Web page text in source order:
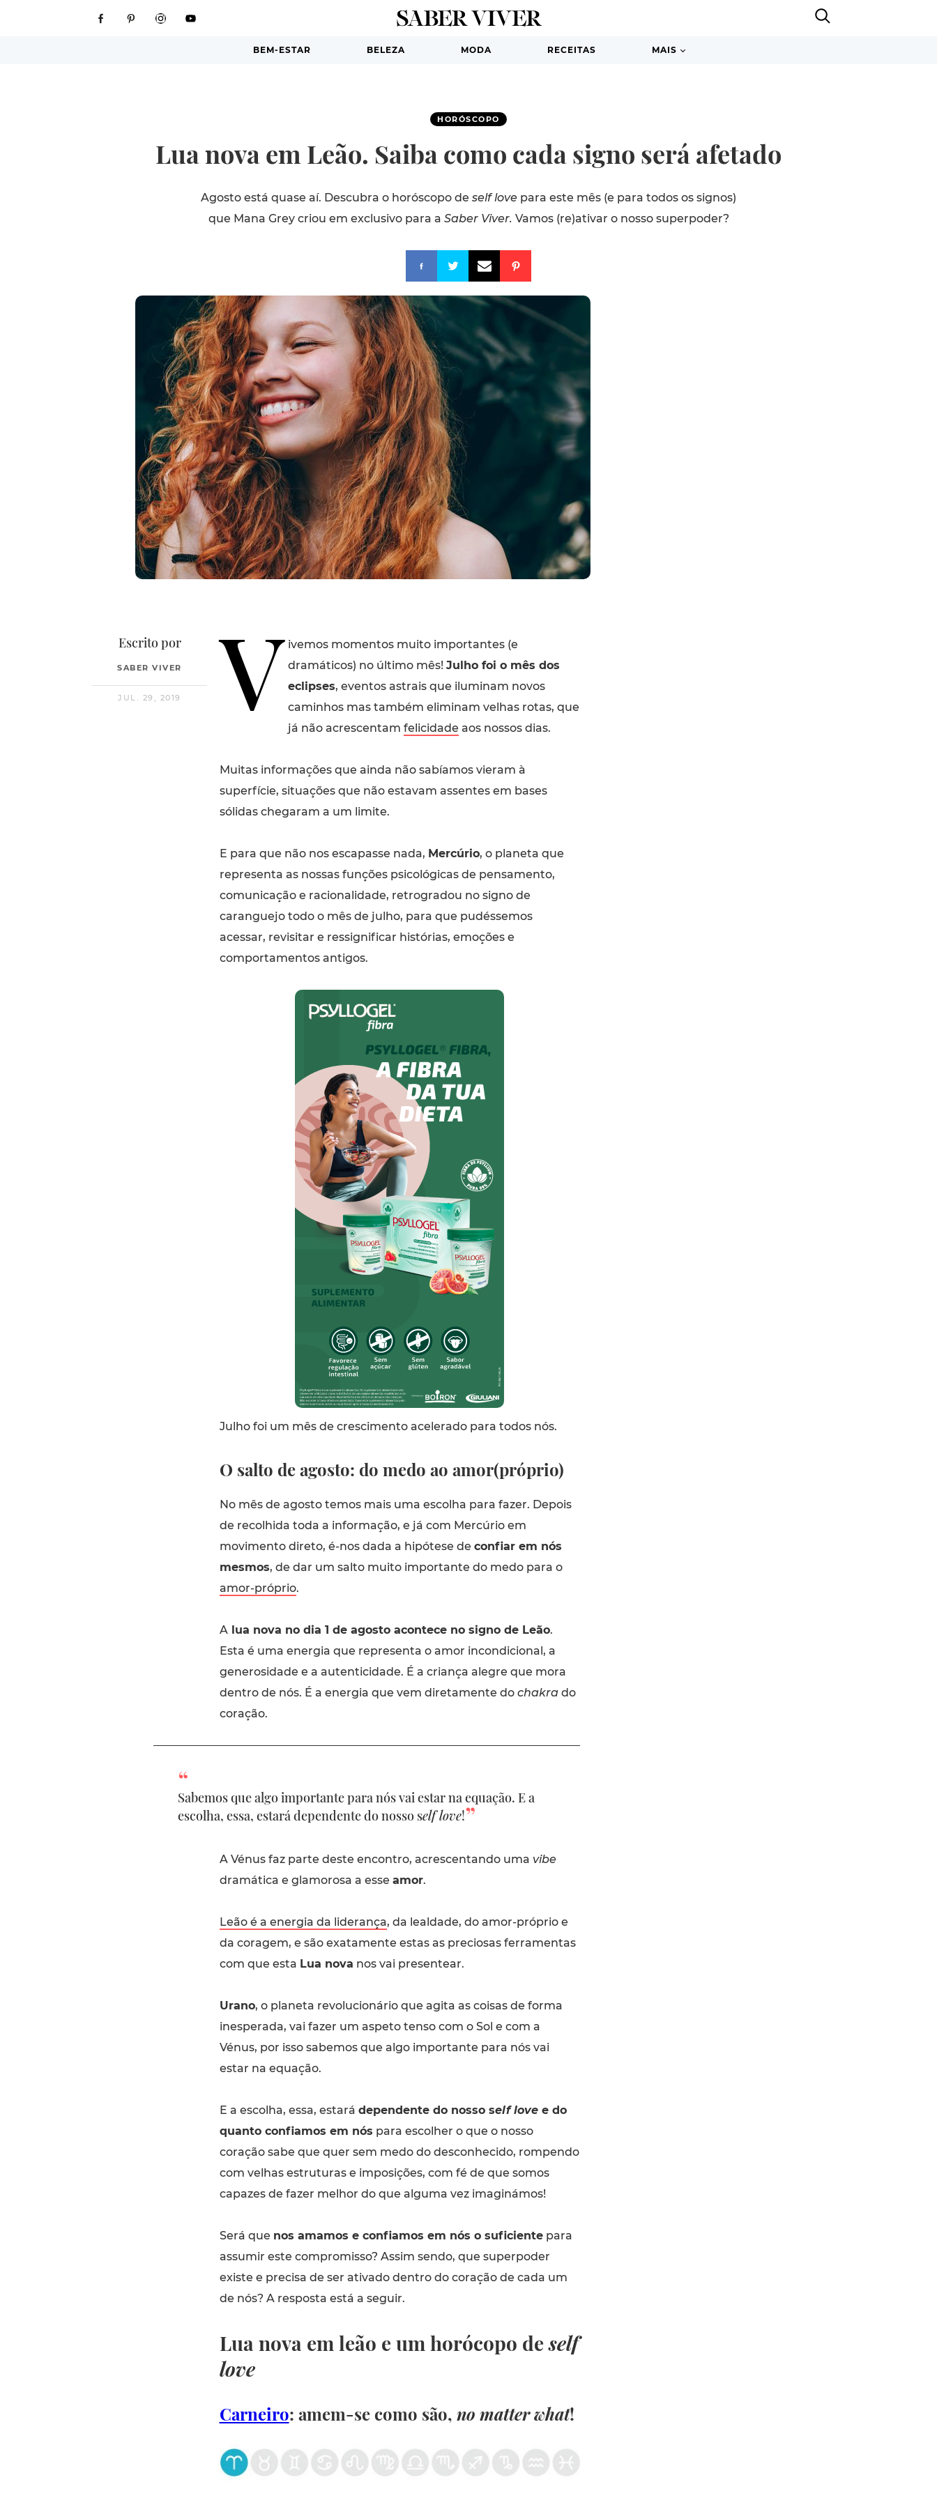
BEM-ESTAR BELEZA MODA RECEITAS MAIS
HORÓSCOPO
Lua nova em Leão. Saiba como cada signo será afetado
Agosto está quase aí. Descubra o horóscopo de self love para este mês (e para todos os signos)
que Mana Grey criou em exclusivo para a Saber Viver. Vamos (re)ativar o nosso superpoder?
Escrito por
SABER VIVER
JUL. 29, 2019 V ivemos momentos muito importantes (e
dramáticos) no último mês! Julho foi o mês dos
eclipses, eventos astrais que iluminam novos
caminhos mas também eliminam velhas rotas, que
já não acrescentam felicidade aos nossos dias.
Muitas informações que ainda não sabíamos vieram à
superfície, situações que não estavam assentes em bases
sólidas chegaram a um limite.
E para que não nos escapasse nada, Mercúrio, o planeta que
representa as nossas funções psicológicas de pensamento,
comunicação e racionalidade, retrogradou no signo de
caranguejo todo o mês de julho, para que pudéssemos
acessar, revisitar e ressignificar histórias, emoções e
comportamentos antigos.
Julho foi um mês de crescimento acelerado para todos nós.
O salto de agosto: do medo ao amor(próprio)
No mês de agosto temos mais uma escolha para fazer. Depois
de recolhida toda a informação, e já com Mercúrio em
movimento direto, é-nos dada a hipótese de confiar em nós
mesmos, de dar um salto muito importante do medo para o
amor-próprio.
Alua nova no dia 1 de agosto acontece no signo de Leão.
Esta é uma energia que representa o amor incondicional, a
generosidade e a autenticidade. É a criança alegre que mora
dentro de nós. É a energia que vem diretamente do chakrado
coração.
Sabemos que algo importante para nós vai estar na equação. E a
escolha, essa, estará dependente do nosso self love!
A Vénus faz parte deste encontro, acrescentando uma vibe
dramática e glamorosa a esse amor.
Leão é a energia da liderança, da lealdade, do amor-próprio e
da coragem, e são exatamente estas as preciosas ferramentas
com que esta Lua nova nos vai presentear.
Urano, o planeta revolucionário que agita as coisas de forma
inesperada, vai fazer um aspeto tenso com o Sol e com a
Vénus, por isso sabemos que algo importante para nós vai
estar na equação.
E a escolha, essa, estará dependente do nosso self lovee do
quanto confiamos em nós para escolher o que o nosso
coração sabe que quer sem medo do desconhecido, rompendo
com velhas estruturas e imposições, com fé de que somos
capazes de fazer melhor do que alguma vez imaginámos!
Será que nos amamos e confiamos em nós o suficientepara
assumir este compromisso? Assim sendo, que superpoder
existe e precisa de ser ativado dentro do coração de cada um
de nós? A resposta está a seguir.
Lua nova em leão e um horócopo deself
love
Carneiro: amem-se como são, no matter what!